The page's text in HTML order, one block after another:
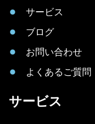
サービス
ブログ
お問い合わせ
よくあるご質問
サービス